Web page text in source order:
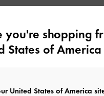
38 39 40
you're shopping
States of America
United States of America